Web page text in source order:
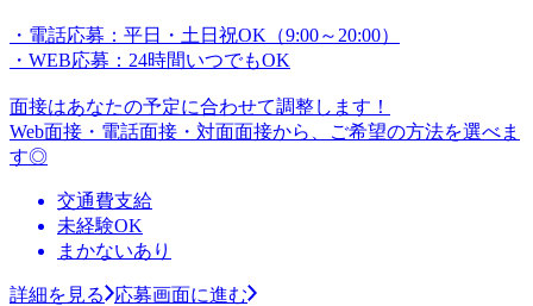
・電話応募：平日・土日祝OK（9:00～20:00）
・WEB応募：24時間いつでもOK
面接はあなたの予定に合わせて調整します！
Web面接・電話面接・対面面接から、ご希望の方法を選べま
す◎
交通費支給
未経験OK
まかないあり
詳細を見る
応募画面に進む